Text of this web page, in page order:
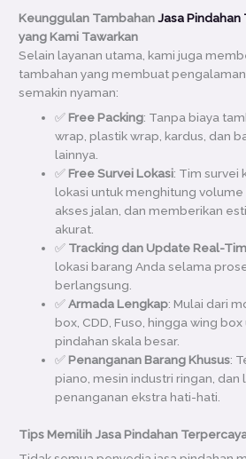
Keunggulan TambahanJasa
yang Kami Tawarkan
Selain layanan utama, kami juga
tambahan yang membuat
semakin nyaman:
✅Free Packing: Tanpa biaya
wrap, plastik wrap, kardus, dan
lainnya.
✅Free Survei Lokasi: Tim survei
lokasi untuk menghitung
akses jalan, dan memberikan
akurat.
✅ Tracking dan Update Real-
lokasi barang Anda selama
berlangsung.
✅Armada Lengkap: Mulai dari
box, CDD, Fuso, hingga wing
pindahan skala besar.
✅Penanganan Barang Khusus:
piano, mesin industri ringan, dan
penanganan ekstra hati-hati.
Tips Memilih Jasa Pindahan